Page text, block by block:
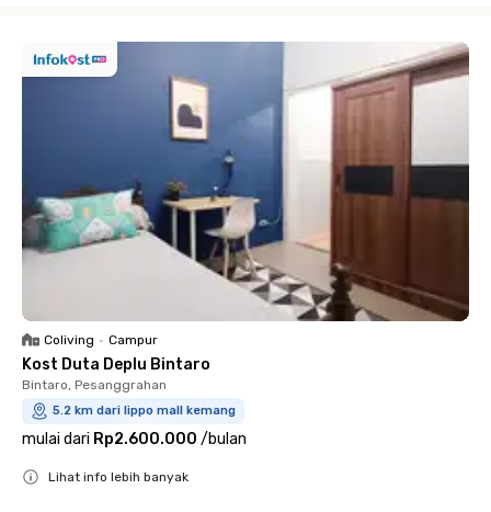
Coliving • Campur
Kost Duta Deplu Bintaro
Bintaro, Pesanggrahan
5.2 km dari lippo mall kemang
mulai dari Rp2.600.000 /bulan
Lihat info lebih banyak